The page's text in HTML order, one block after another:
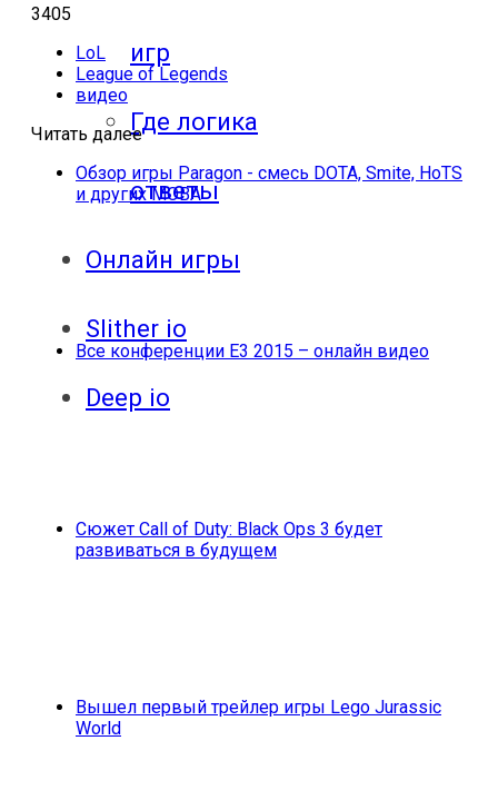
игр
Где логика
ответы
Онлайн игры
Slither io
Deep io
3405
LoL
League of Legends
видео
Читать далее
Обзор игры Paragon - смесь DOTA, Smite, HoTS
и других МОВА
Все конференции E3 2015 – онлайн видео
Сюжет Call of Duty: Black Ops 3 будет
развиваться в будущем
Вышел первый трейлер игры Lego Jurassic
World